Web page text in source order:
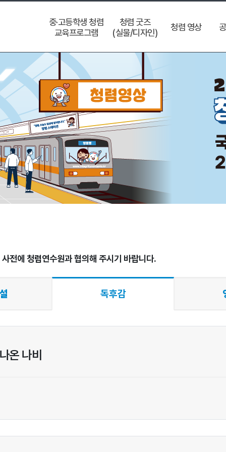
중·고등학생 청렴
교육프로그램
청렴 굿즈
(실물/디자인)
청렴 영상
전에 청렴연수원과 협의해 주시기 바랍니다.
독후감
온 나비